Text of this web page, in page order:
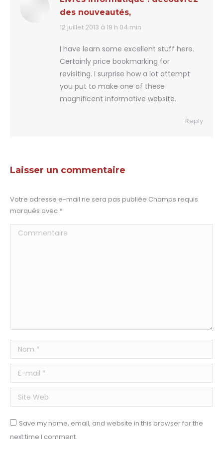
des nouveautés,
says:
12 juillet 2013 à 19 h 04 min
I have learn some excellent stuff here.
Certainly price bookmarking for
revisiting. I surprise how a lot attempt
you put to make one of these
magnificent informative website.
Reply
Laisser un commentaire
Votre adresse e-mail ne sera pas publiée Champs requis
marqués avec *
Commentaire
Nom *
E-mail *
Site Web
Save my name, email, and website in this browser for the
next time I comment.